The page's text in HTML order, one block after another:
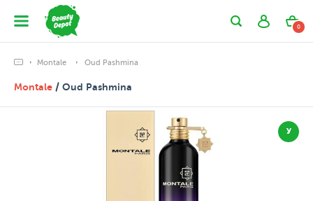
0
Montale Oud Pashmina
Montale / Oud Pashmina
У